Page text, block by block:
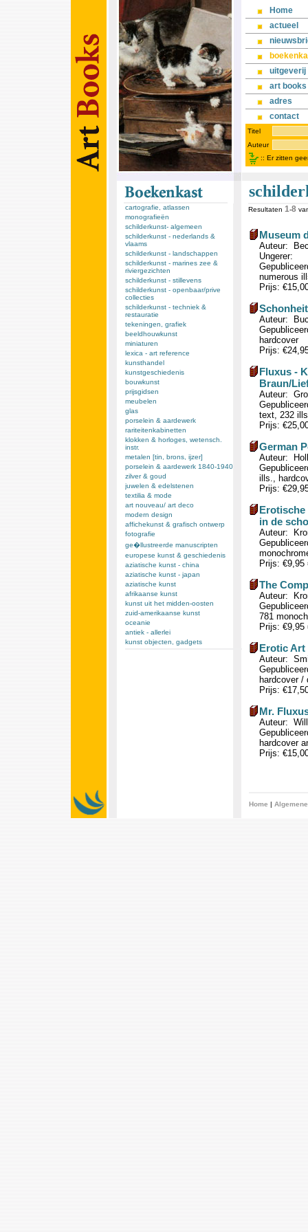
Home
actueel
uitgeverij
art books
adres
contact
Titel
Auteur
:: Er zitten
cartografie, atlassen
monografieën
schilderkunst- algemeen
schilderkunst - nederlands &
vlaams
schilderkunst - landschappen
schilderkunst - marines zee &
riviergezichten
schilderkunst - stillevens
schilderkunst - openbaar/prive
collecties
schilderkunst - techniek &
restauratie
tekeningen, grafiek
beeldhouwkunst
miniaturen
lexica - art reference
kunsthandel
kunstgeschiedenis
bouwkunst
prijsgidsen
meubelen
glas
porselein & aardewerk
rariteitenkabinetten
klokken & horloges, wetensch.
instr.
metalen [tin, brons, ijzer]
porselein & aardewerk 1840-1940
zilver & goud
juwelen & edelstenen
textilia & mode
art nouveau/ art deco
modern design
affichekunst & grafisch ontwerp
fotografie
ge�llustreerde manuscripten
europese kunst & geschiedenis
aziatische kunst - china
aziatische kunst - japan
aziatische kunst
afrikaanse kunst
kunst uit het midden-oosten
zuid-amerikaanse kunst
oceanie
antiek - allerlei
kunst objecten, gadgets
Resultaten 1-8
Museum
Auteur:
Ungerer:
numerous
Prijs:
Auteur:
hardcover
Prijs:
Fluxus -
Braun/
Auteur:
text, 232
Prijs:
German
Auteur:
ills.,
Prijs:
Erotische
in de
Auteur:
Prijs: €9,95
The
Auteur:
781
Prijs: €9,95
Erotic Art
Auteur:
hardcover /
Prijs:
Mr.
Auteur:
hardcover
Prijs:
Home |